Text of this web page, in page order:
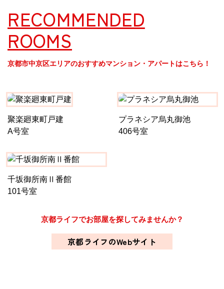
RECOMMENDED
ROOMS
京都市中京区エリアのおすすめマンション・アパートはこちら！
聚楽廻東町戸建
A号室
プラネシア烏丸御池
406号室
千坂御所南Ⅱ番館
101号室
京都ライフでお部屋を探してみませんか？
京都ライフのWebサイト